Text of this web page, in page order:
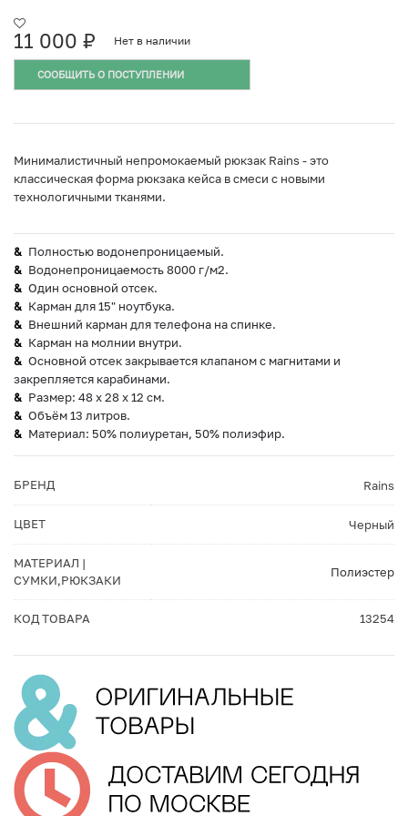
11 000 ₽ Нет в наличии
СООБЩИТЬ О ПОСТУПЛЕНИИ
Минималистичный непромокаемый рюкзак Rains - это
классическая форма рюкзака кейса в смеси с новыми
технологичными тканями.
Полностью водонепроницаемый.
Водонепроницаемость 8000 г/м2.
Один основной отсек.
Карман для 15" ноутбука.
Внешний карман для телефона на спинке.
Карман на молнии внутри.
Основной отсек закрывается клапаном с магнитами и
закрепляется карабинами.
Размер: 48 x 28 x 12 см.
Объём 13 литров.
Материал: 50% полиуретан, 50% полиэфир.
БРЕНД Rains
ЦВЕТ Черный
МАТЕРИАЛ |
СУМКИ,РЮКЗАКИ
Полиэстер
КОД ТОВАРА 13254